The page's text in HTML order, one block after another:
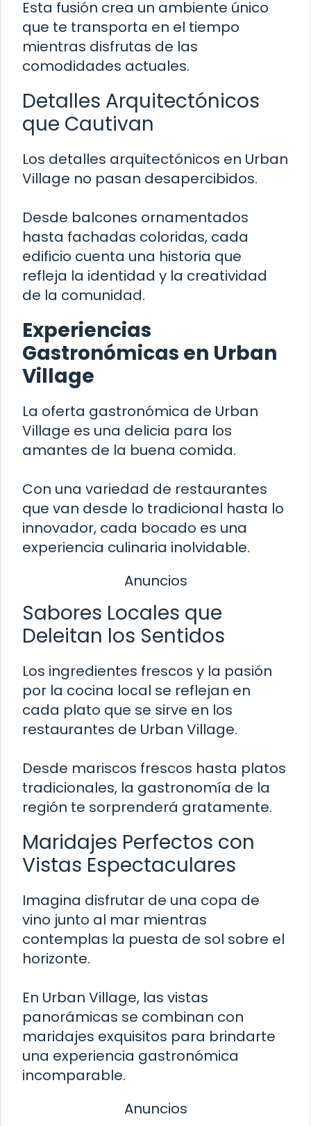
Esta fusión crea un ambiente único
que te transporta en el tiempo
mientras disfrutas de las
comodidades actuales.
Detalles Arquitectónicos
que Cautivan
Los detalles arquitectónicos en Urban
Village no pasan desapercibidos.
Desde balcones ornamentados
hasta fachadas coloridas, cada
edificio cuenta una historia que
refleja la identidad y la creatividad
de la comunidad.
Experiencias
Gastronómicas en Urban
Village
La oferta gastronómica de Urban
Village es una delicia para los
amantes de la buena comida.
Con una variedad de restaurantes
que van desde lo tradicional hasta lo
innovador, cada bocado es una
experiencia culinaria inolvidable.
Anuncios
Sabores Locales que
Deleitan los Sentidos
Los ingredientes frescos y la pasión
por la cocina local se reflejan en
cada plato que se sirve en los
restaurantes de Urban Village.
Desde mariscos frescos hasta platos
tradicionales, la gastronomía de la
región te sorprenderá gratamente.
Maridajes Perfectos con
Vistas Espectaculares
Imagina disfrutar de una copa de
vino junto al mar mientras
contemplas la puesta de sol sobre el
horizonte.
En Urban Village, las vistas
panorámicas se combinan con
maridajes exquisitos para brindarte
una experiencia gastronómica
incomparable.
Anuncios